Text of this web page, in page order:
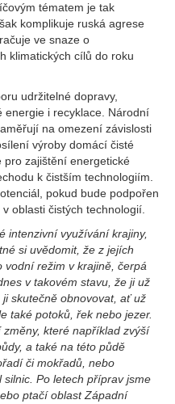
tématem je tak
komplikuje ruská agrese
ve snaze o
klimatických cílů do roku
udržitelné dopravy,
energie i recyklace. Národní
na omezení závislosti
výroby domácí čisté
pro zajištění energetické
k čistším technologiím.
pokud bude podpořen
oblasti čistých technologií.
intenzivní využívání krajiny,
si uvědomit, že z jejích
režim v krajině, čerpá
v takovém stavu, že ji už
skutečně obnovovat, ať už
také potoků, řek nebo jezer.
které například zvýší
a také na této půdě
či mokřadů, nebo
Po letech příprav jsme
ptačí oblast Západní